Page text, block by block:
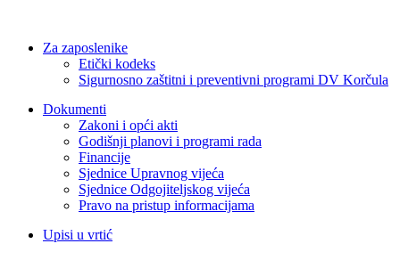
Za zaposlenike
Etički kodeks
Sigurnosno zaštitni i preventivni programi DV Korčula
Dokumenti
Zakoni i opći akti
Godišnji planovi i programi rada
Financije
Sjednice Upravnog vijeća
Sjednice Odgojiteljskog vijeća
Pravo na pristup informacijama
Upisi u vrtić